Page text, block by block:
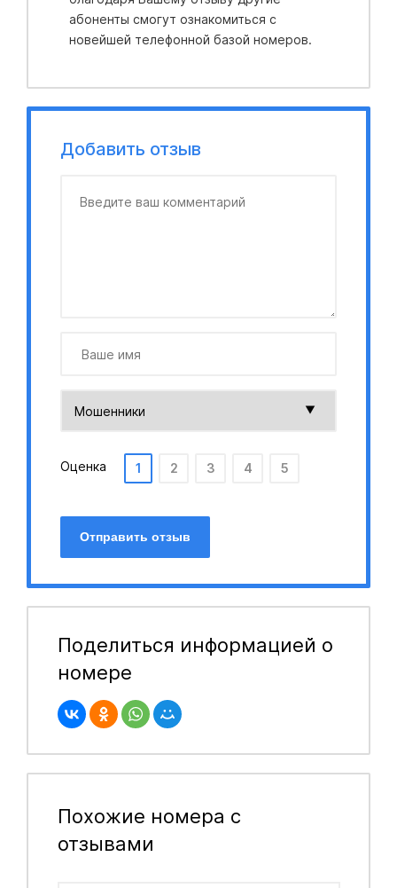
абоненты смогут ознакомиться с
новейшей телефонной базой номеров.
Добавить отзыв
Оценка 1 2 3 4 5
Отправить отзыв
Поделиться информацией о
номере
Похожие номера с
отзывами